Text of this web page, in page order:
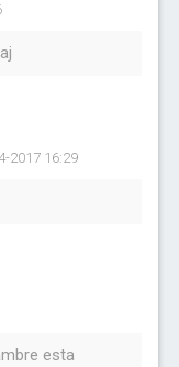
2017 16:29
esta